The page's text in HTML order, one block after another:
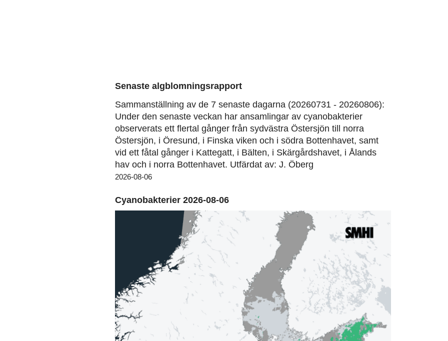
Senaste algblomningsrapport
Sammanställning av de 7 senaste dagarna (20260731 - 20260806):
Under den senaste veckan har ansamlingar av cyanobakterier
observerats ett flertal gånger från sydvästra Östersjön till norra
Östersjön, i Öresund, i Finska viken och i södra Bottenhavet, samt
vid ett fåtal gånger i Kattegatt, i Bälten, i Skärgårdshavet, i Ålands
hav och i norra Bottenhavet. Utfärdat av: J. Öberg
2026-08-06
Cyanobakterier 2026-08-06